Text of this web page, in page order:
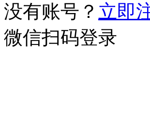
没有账号？ 立即
微信扫码登录